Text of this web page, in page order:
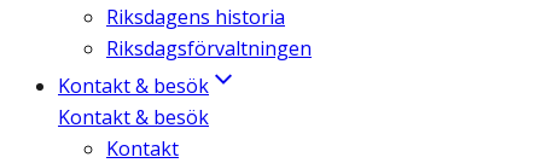
Riksdagens historia
Riksdagsförvaltningen
Kontakt & besök
Kontakt & besök
Kontakt